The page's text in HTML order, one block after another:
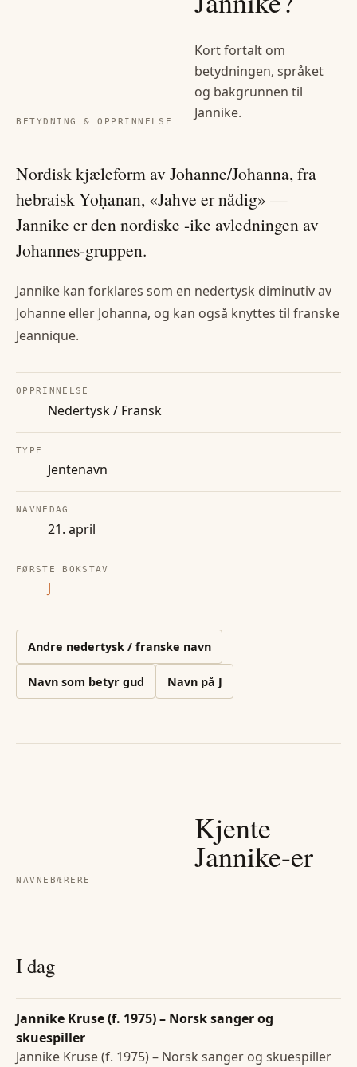
BETYDNING & OPPRINNELSE
Kort fortalt om
betydningen, språket
og bakgrunnen til
Jannike.
Nordisk kjæleform av Johanne/Johanna, fra
hebraisk Yoḥanan, «Jahve er nådig» —
Jannike er den nordiske -ike avledningen av
Johannes-gruppen.
Jannike kan forklares som en nedertysk diminutiv av
Johanne eller Johanna, og kan også knyttes til franske
Jeannique.
OPPRINNELSE
Nedertysk / Fransk
TYPE
Jentenavn
NAVNEDAG
21. april
FØRSTE BOKSTAV
J
Andre nedertysk / franske navn
Navn som betyr gud Navn på J
NAVNEBÆRERE
Kjente
Jannike-er
I dag
Jannike Kruse (f. 1975) – Norsk sanger og
skuespiller
Jannike Kruse (f. 1975) – Norsk sanger og skuespiller